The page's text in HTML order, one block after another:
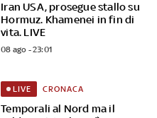
Iran USA, prosegue stallo su
Hormuz. Khamenei in fin di
vita. LIVE
08 ago - 23:01
Temporali al Nord ma il
LIVE CRONACA